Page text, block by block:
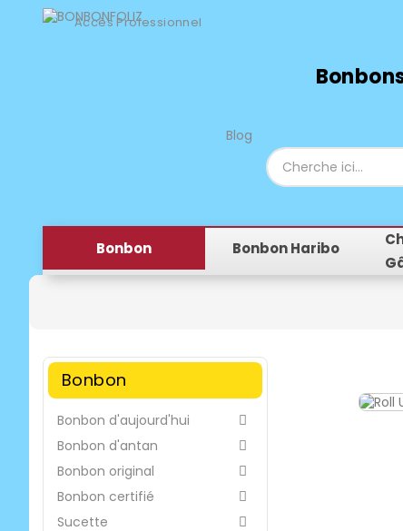
Accès Professionnel
Blog
Bonbon Bonbon Haribo
Bonbon
Bonbon d'aujourd'hui 
Bonbon d'antan 
Bonbon original 
Bonbon certifié 
Sucette 